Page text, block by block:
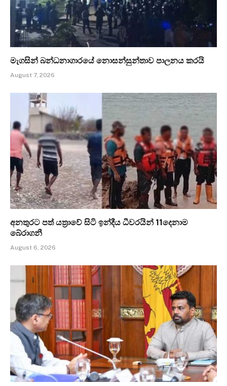
මැගසින් බන්ධනාගාරයේ නොසන්සුන්තාව පාලනය කරයි
August 7, 2026
අනතුරට පත් යත්‍රාවේ සිටි ඉන්දීය ධීවරයින් 11දෙනාම
බේරාගනී
August 6, 2026